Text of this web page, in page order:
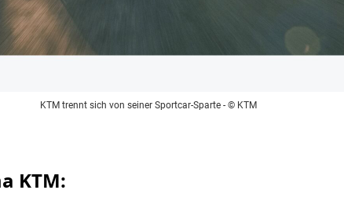
KTM trennt sich von seiner Sportcar-Sparte - © KTM
KTM: